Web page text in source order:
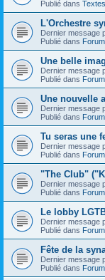
Publié dans
L'Orchestre
Dernier message
Publié dans
Une belle
Dernier message
Publié dans
Une nouvelle
Dernier message
Publié dans
Tu seras une
Dernier message
Publié dans
"The Club"
Dernier message
Publié dans
Le lobby
Dernier message
Publié dans
Fête de la
Dernier message
Publié dans